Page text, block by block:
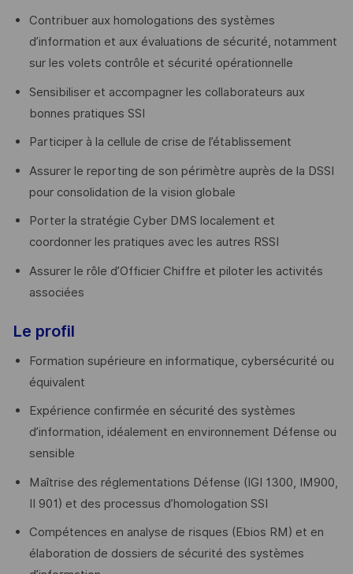
Contribuer aux homologations des systèmes
d’information et aux évaluations de sécurité, notamment
sur les volets contrôle et sécurité opérationnelle
Sensibiliser et accompagner les collaborateurs aux
bonnes pratiques SSI
Participer à la cellule de crise de l’établissement
Assurer le reporting de son périmètre auprès de la DSSI
pour consolidation de la vision globale
Porter la stratégie Cyber DMS localement et
coordonner les pratiques avec les autres RSSI
Assurer le rôle d’Officier Chiffre et piloter les activités
associées
Le profil
Formation supérieure en informatique, cybersécurité ou
équivalent
Expérience confirmée en sécurité des systèmes
d’information, idéalement en environnement Défense ou
sensible
Maîtrise des réglementations Défense (IGI 1300, IM900,
II 901) et des processus d’homologation SSI
Compétences en analyse de risques (Ebios RM) et en
élaboration de dossiers de sécurité des systèmes